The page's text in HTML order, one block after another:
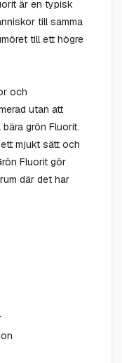
är en typisk
till samma
till ett högre
och
utan att
grön Fluorit.
mjukt sätt och
Fluorit gör
där det har